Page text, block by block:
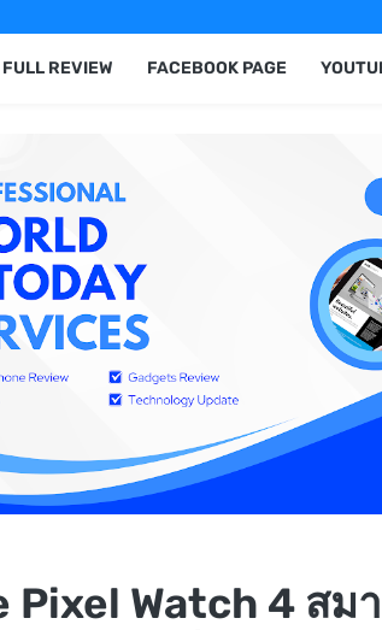
FULL REVIEW FACEBOOK PAGE
Pixel Watch 4 สม